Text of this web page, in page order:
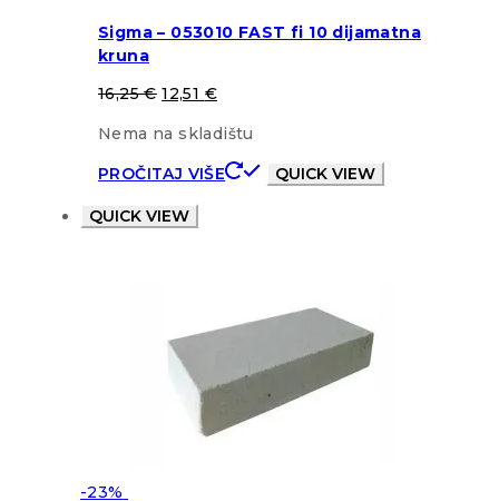
Sigma – 053010 FAST fi 10 dijamatna
kruna
16,25€ 12,51 €
Nema na skladištu
PROČITAJ VIŠE
QUICK VIEW
QUICK VIEW
-23%